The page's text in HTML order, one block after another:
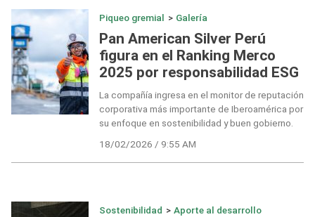
Piqueo gremial > Galería
Pan American Silver Perú
figura en el Ranking Merco
2025 por responsabilidad ESG
La compañía ingresa en el monitor de reputación
corporativa más importante de Iberoamérica por
su enfoque en sostenibilidad y buen gobierno.
18/02/2026 / 9:55 AM
Sostenibilidad > Aporte al desarrollo